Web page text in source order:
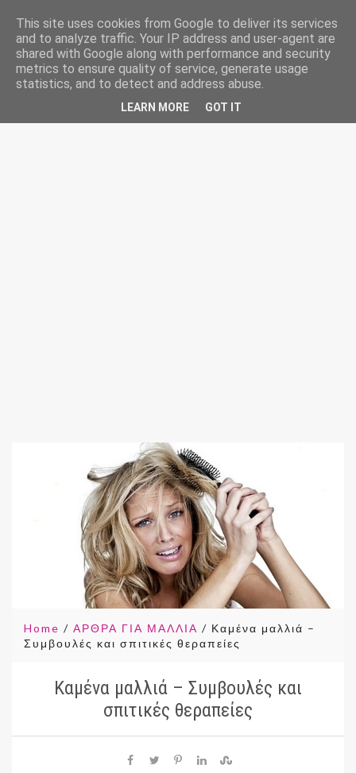
HairCut.gr
Home / ΑΡΘΡΑ ΓΙΑ ΜΑΛΛΙΑ / Καμένα μαλλιά –
Συμβουλές και σπιτικές θεραπείες
Καμένα μαλλιά – Συμβουλές και
σπιτικές θεραπείες
This site uses cookies from Google to deliver its services
and to analyze traffic. Your IP address and user-agent are
shared with Google along with performance and security
metrics to ensure quality of service, generate usage
statistics, and to detect and address abuse.
LEARN MORE GOT IT